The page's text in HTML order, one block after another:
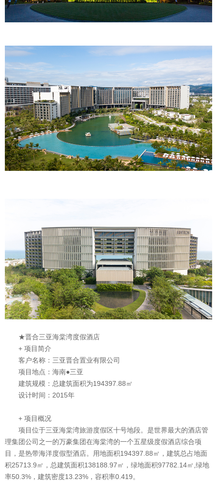
★晋合三亚海棠湾度假酒店
+ 项目简介
客户名称：三亚晋合置业有限公司
项目地点：海南●三亚
建筑规模：总建筑面积为194397.88㎡
设计时间：2015年
+ 项目概况
项目位于三亚海棠湾旅游度假区十号地段。是世界最大的酒店管
理集团公司之一的万豪集团在海棠湾的一个五星级度假酒店综合项
目，是热带海洋度假型酒店。用地面积194397.88㎡，建筑总占地面
积25713.9㎡，总建筑面积138188.97㎡，绿地面积97782.14㎡,绿地
率50.3%，建筑密度13.23%，容积率0.419。